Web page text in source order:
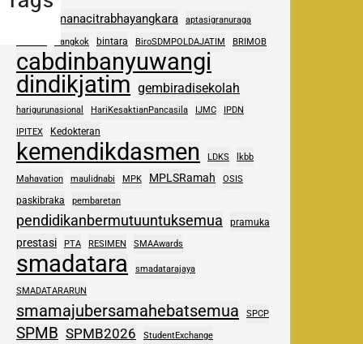
adhipramanacitrabhayangkara aptasigranuraga
Bangkok bintara BiroSDMPOLDAJATIM BRIMOB
cabdinbanyuwangi
dindikjatim gembiradisekolah
harigurunasional HariKesaktianPancasila IJMC IPDN
IPITEX Kedokteran
kemendikdasmen LDKS lkbb
Mahavation maulidnabi MPK MPLSRamah OSIS
paskibraka pembaretan
pendidikanbermutuuntuksemua pramuka
prestasi PTA RESIMEN SMAAwards
smadatara smadatarajaya
SMADATARARUN
smamajubersamahebatsemua SPCP
SPMB SPMB2026 StudentExchange